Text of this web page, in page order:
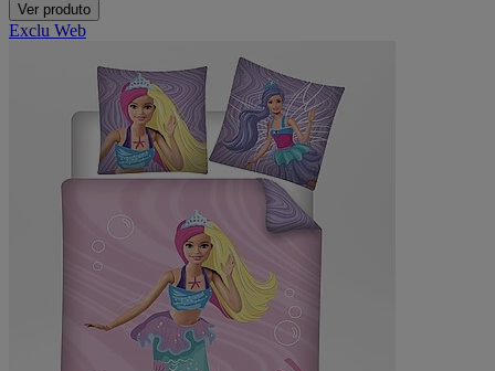
Ver produto
Exclu Web